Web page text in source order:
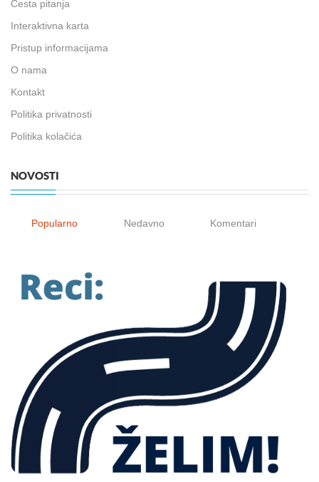
Česta pitanja
Interaktivna karta
Pristup informacijama
O nama
Kontakt
Politika privatnosti
Politika kolačića
NOVOSTI
Popularno Nedavno Komentari